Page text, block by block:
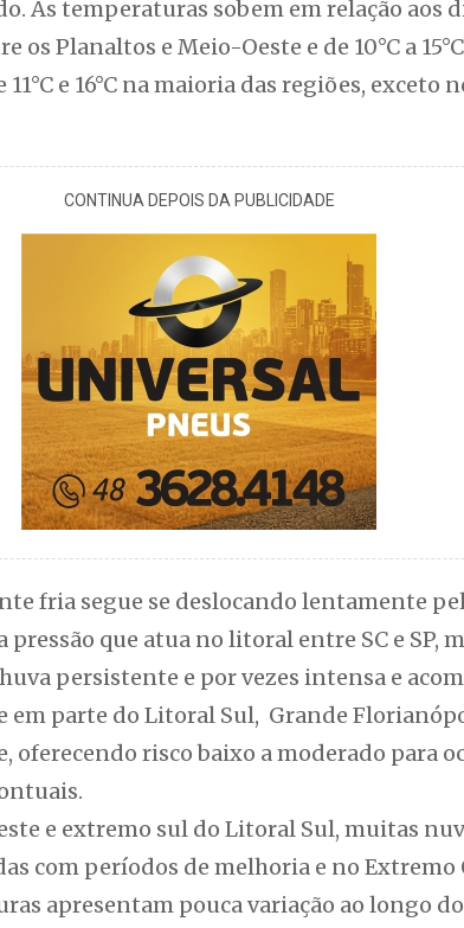
As temperaturas sobem em relação aos
os Planaltos e Meio-Oeste e de 10°C a
e 16°C na maioria das regiões, exceto
CONTINUA DEPOIS DA PUBLICIDADE
fria segue se deslocando lentamente
pressão que atua no litoral entre SC e SP,
persistente e por vezes intensa e
em parte do Litoral Sul, Grande
risco baixo a moderado para
e extremo sul do Litoral Sul, muitas
com períodos de melhoria e no Extremo
apresentam pouca variação ao longo